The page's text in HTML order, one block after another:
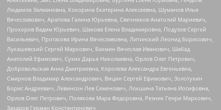
Людмила Залмановна, Кокорина Екатерина Алексеевна, Шуманов Илья
Вячеславович, Арапова Галина Юрьевна, Свечников Анатолий Мариевич,
Прохоров Вадим Юрьевич, Шахова Елена Владимировна, Подузов Сергей
Васильевич, Протасова Ирина Вячеславовна, Литинский Леонид Борисович,
Лукашевский Сергей Маркович, Бахмин Вячеслав Иванович, Шабад
Анатолий Ефимович, Сухих Дарья Николаевна, Орлов Олег Петрович,
Добровольская Анна Дмитриевна, Королева Александра Евгеньевна,
Смирнов Владимир Александрович, Вицин Сергей Ефимович, Золотухин
Борис Андреевич, Левинсон Лев Семенович, Локшина Татьяна Иосифовна,
Орлов Олег Петрович, Полякова Мара Федоровна, Резник Генри Маркович,
Захаров Герман Константинович